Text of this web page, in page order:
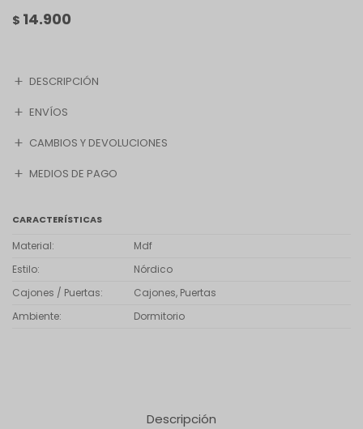
$ 14.900
DESCRIPCIÓN
ENVÍOS
CAMBIOS Y DEVOLUCIONES
MEDIOS DE PAGO
CARACTERÍSTICAS
Material
Mdf
Estilo
Nórdico
Cajones / Puertas
Cajones, Puertas
Ambiente
Dormitorio
Descripción